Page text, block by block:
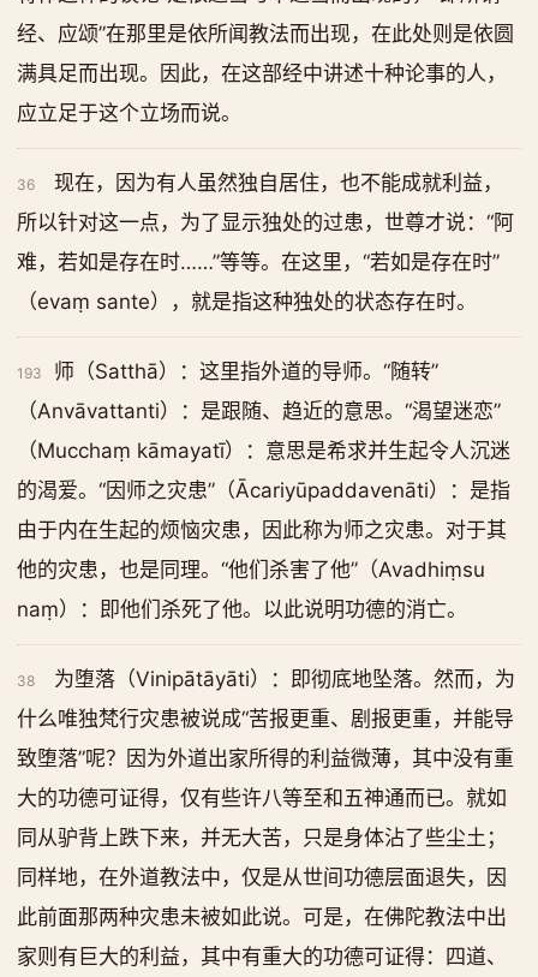
经、应颂”在那里是依所闻教法而出现，在此处则是依圆
满具足而出现。因此，在这部经中讲述十种论事的人，
应立足于这个立场而说。
36
现在，因为有人虽然独自居住，也不能成就利益，
所以针对这一点，为了显示独处的过患，世尊才说：“阿
难，若如是存在时……”等等。在这里，“若如是存在时”
（evaṃ sante），就是指这种独处的状态存在时。
193
师（Satthā）：这里指外道的导师。“随转”
（Anvāvattanti）：是跟随、趋近的意思。“渴望迷恋”
（Mucchaṃ kāmayatī）：意思是希求并生起令人沉迷
的渴爱。“因师之灾患”（Ācariyūpaddavenāti）：是指
由于内在生起的烦恼灾患，因此称为师之灾患。对于其
他的灾患，也是同理。“他们杀害了他”（Avadhiṃsu
naṃ）：即他们杀死了他。以此说明功德的消亡。
38
为堕落（Vinipātāyāti）：即彻底地坠落。然而，为
什么唯独梵行灾患被说成“苦报更重、剧报更重，并能导
致堕落”呢？因为外道出家所得的利益微薄，其中没有重
大的功德可证得，仅有些许八等至和五神通而已。就如
同从驴背上跌下来，并无大苦，只是身体沾了些尘土；
同样地，在外道教法中，仅是从世间功德层面退失，因
此前面那两种灾患未被如此说。可是，在佛陀教法中出
家则有巨大的利益，其中有重大的功德可证得：四道、